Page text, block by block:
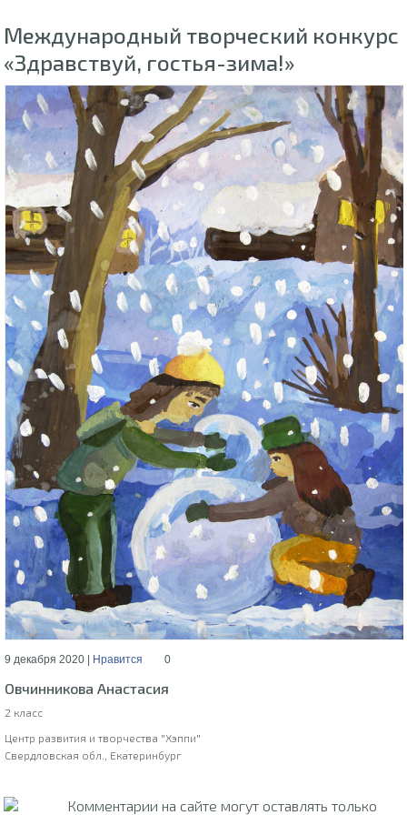
Международный творческий конкурс
«Здравствуй, гостья-зима!»
9 декабря 2020 | Нравится 0
Овчинникова Анастасия
2 класс
Центр развития и творчества "Хэппи"
Свердловская обл., Екатеринбург
Комментарии на сайте могут оставлять только